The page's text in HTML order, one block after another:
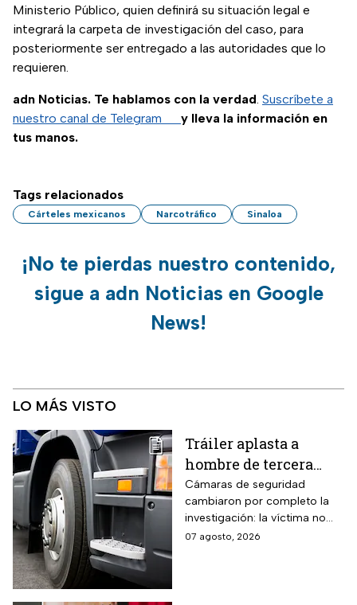
Ministerio Público, quien definirá su situación legal e
integrará la carpeta de investigación del caso, para
posteriormente ser entregado a las autoridades que lo
requieren.
adn Noticias. Te hablamos con la verdad. Suscríbete a
nuestro canal de Telegram y lleva la información en
tus manos.
Tags relacionados
Cárteles mexicanos Narcotráfico Sinaloa
¡No te pierdas nuestro contenido,
sigue a adn Noticias en Google
News!
LO MÁS VISTO
Tráiler aplasta a
hombre de tercera
edad: el culpable sigue
prófugo: VIDEO
Cámaras de seguridad
cambiaron por completo la
investigación: la víctima no
intentaba cruzar la avenida
07 agosto, 2026